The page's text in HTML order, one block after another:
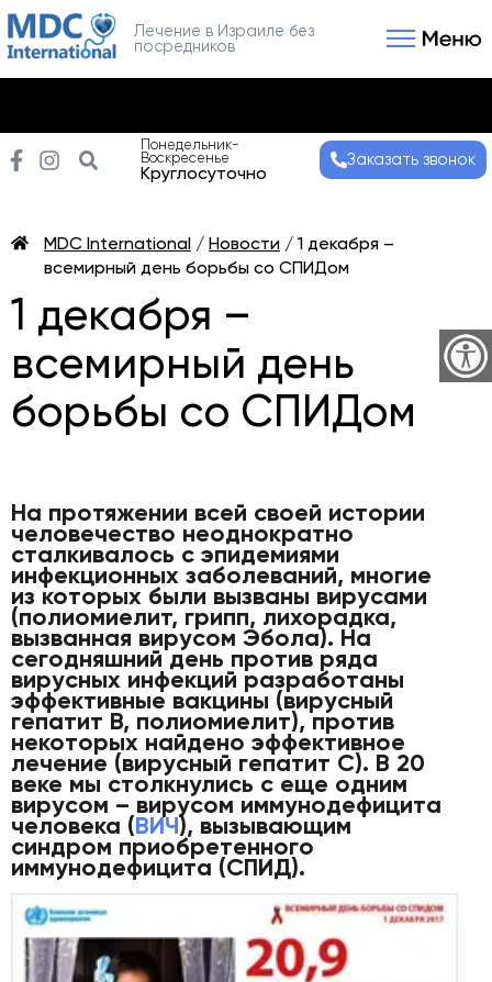
Лечение в Израиле без
посредников
Понедельник-
Воскресенье
Круглосуточно
Заказать звонок
MDC International / Новости / 1 декабря –
всемирный день борьбы со СПИДом
1 декабря –
всемирный день
борьбы со СПИДом
На протяжении всей своей истории
человечество неоднократно
сталкивалось с эпидемиями
инфекционных заболеваний, многие
из которых были вызваны вирусами
(полиомиелит, грипп, лихорадка,
вызванная вирусом Эбола). На
сегодняшний день против ряда
вирусных инфекций разработаны
эффективные вакцины (вирусный
гепатит В, полиомиелит), против
некоторых найдено эффективное
лечение (вирусный гепатит С). В 20
веке мы столкнулись с еще одним
вирусом – вирусом иммунодефицита
человека (ВИЧ), вызывающим
синдром приобретенного
иммунодефицита (СПИД).